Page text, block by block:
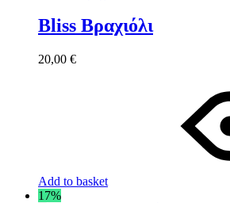
Bliss Βραχιόλι
20,00 €
Add to basket
17%